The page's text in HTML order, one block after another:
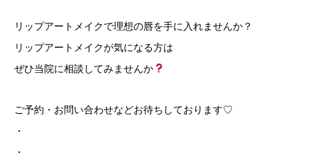
リップアートメイクで理想の唇を手に入れませんか？
リップアートメイクが気になる方は
ぜひ当院に相談してみませんか
ご予約・お問い合わせなどお待ちしております♡
・
・